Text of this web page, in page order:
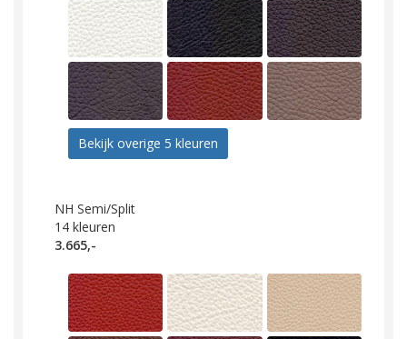
Bekijk overige 5 kleuren
NH Semi/Split
14 kleuren
3.665,-